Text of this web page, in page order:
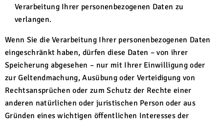
Verarbeitung Ihrer personenbezogenen Daten zu
verlangen.
Wenn Sie die Verarbeitung Ihrer personenbezogenen Daten
eingeschränkt haben, dürfen diese Daten – von ihrer
Speicherung abgesehen – nur mit Ihrer Einwilligung oder
zur Geltendmachung, Ausübung oder Verteidigung von
Rechtsansprüchen oder zum Schutz der Rechte einer
anderen natürlichen oder juristischen Person oder aus
Gründen eines wichtigen öffentlichen Interesses der